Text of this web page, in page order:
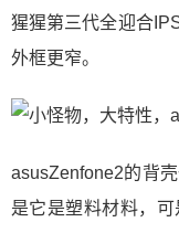
猩猩第三代全迎合
外框更窄。
asusZenfone2的背
是它是塑料材料，